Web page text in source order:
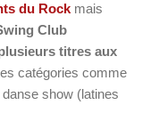
du Rock mais
Club
titres aux
catégories comme
danse show (latines